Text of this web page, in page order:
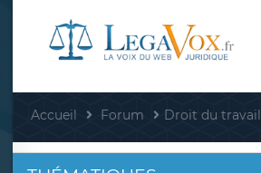
Accueil Forum Droit du travail